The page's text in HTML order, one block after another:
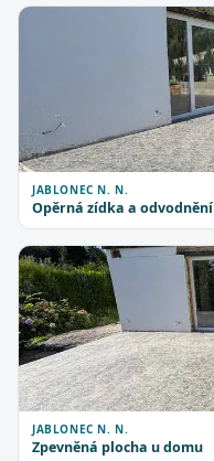
JABLONEC N. N.
Opěrná zídka a odvodnění
JABLONEC N. N.
Zpevněná plocha u domu